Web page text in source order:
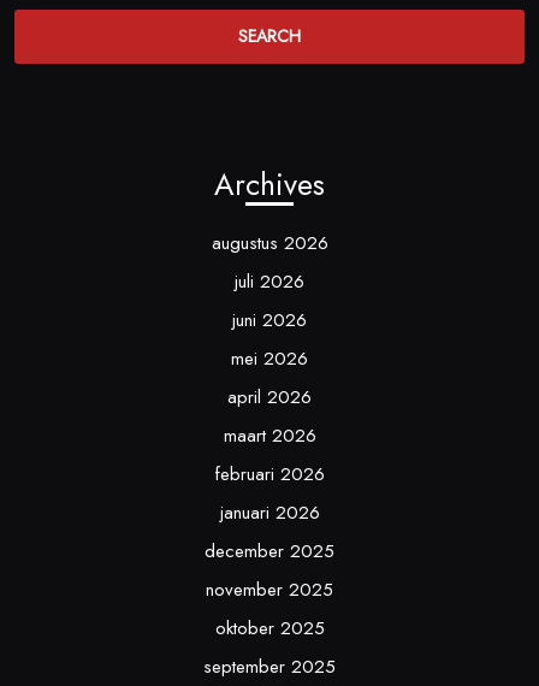
Archives
augustus 2026
juli 2026
juni 2026
mei 2026
april 2026
maart 2026
februari 2026
januari 2026
december 2025
november 2025
oktober 2025
september 2025